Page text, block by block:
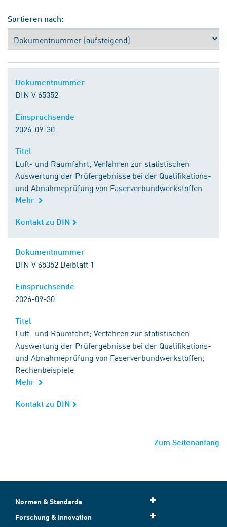
Sortieren nach:
DIN V 65352
2026-09-30
Luft- und Raumfahrt; Verfahren zur statistischen
Auswertung der Prüfergebnisse bei der Qualifikations-
und Abnahmeprüfung von Faserverbundwerkstoffen
Mehr
Kontakt zu DIN
DIN V 65352 Beiblatt 1
2026-09-30
Luft- und Raumfahrt; Verfahren zur statistischen
Auswertung der Prüfergebnisse bei der Qualifikations-
und Abnahmeprüfung von Faserverbundwerkstoffen;
Rechenbeispiele
Mehr
Kontakt zu DIN
Zum Seitenanfang
Normen & Standards
Forschung & Innovation